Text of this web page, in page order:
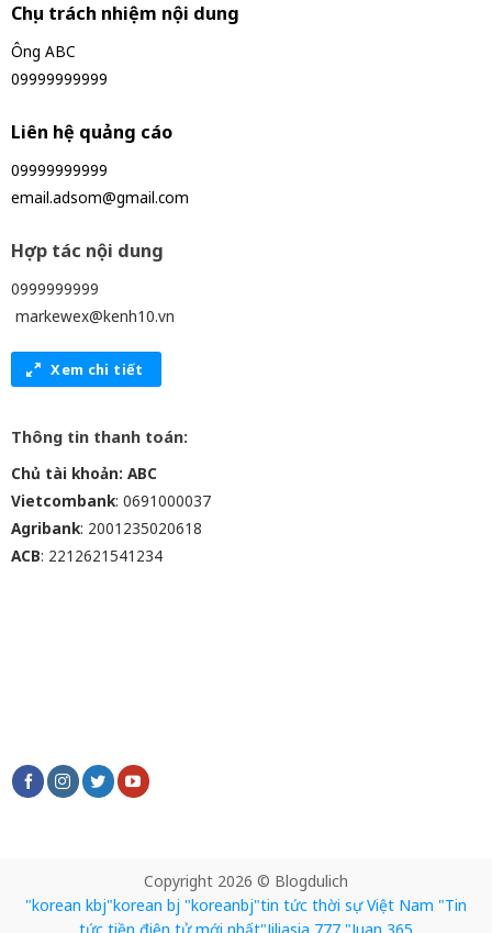
Chịu trách nhiệm nội dung
Ông ABC
09999999999
Liên hệ quảng cáo
09999999999
email.adsom@gmail.com
Hợp tác nội dung
0999999999
markewex@kenh10.vn
Xem chi tiết
Thông tin thanh toán:
Chủ tài khoản: ABC
Vietcombank: 0691000037
Agribank: 2001235020618
ACB: 2212621541234
Copyright 2026 © Blogdulich
"korean kbj​"korean bj "koreanbj​"tin tức thời sự Việt Nam "Tin